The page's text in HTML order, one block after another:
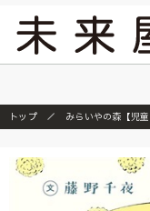
トップ みらいやの森【児童